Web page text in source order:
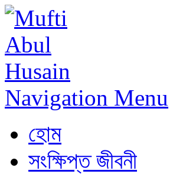
Navigation Menu
হোম
সংক্ষিপ্ত জীবনী